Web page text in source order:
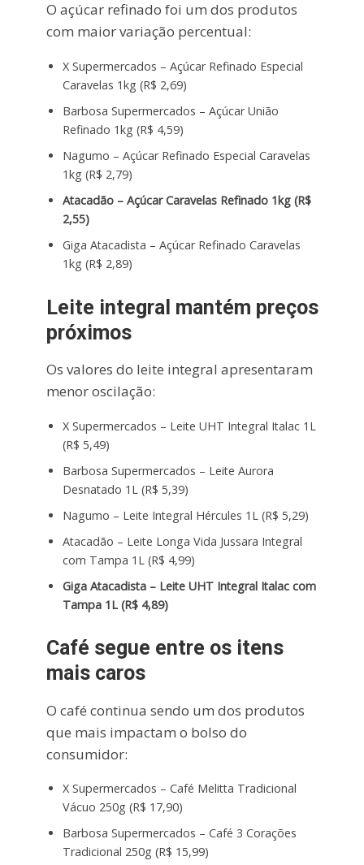
O açúcar refinado foi um dos produtos
com maior variação percentual:
X Supermercados – Açúcar Refinado Especial
Caravelas 1kg (R$ 2,69)
Barbosa Supermercados – Açúcar União
Refinado 1kg (R$ 4,59)
Nagumo – Açúcar Refinado Especial Caravelas
1kg (R$ 2,79)
Atacadão – Açúcar Caravelas Refinado 1kg (R$
2,55)
Giga Atacadista – Açúcar Refinado Caravelas
1kg (R$ 2,89)
Leite integral mantém preços
próximos
Os valores do leite integral apresentaram
menor oscilação:
X Supermercados – Leite UHT Integral Italac 1L
(R$ 5,49)
Barbosa Supermercados – Leite Aurora
Desnatado 1L (R$ 5,39)
Nagumo – Leite Integral Hércules 1L (R$ 5,29)
Atacadão – Leite Longa Vida Jussara Integral
com Tampa 1L (R$ 4,99)
Giga Atacadista – Leite UHT Integral Italac com
Tampa 1L (R$ 4,89)
Café segue entre os itens
mais caros
O café continua sendo um dos produtos
que mais impactam o bolso do
consumidor:
X Supermercados – Café Melitta Tradicional
Vácuo 250g (R$ 17,90)
Barbosa Supermercados – Café 3 Corações
Tradicional 250g (R$ 15,99)